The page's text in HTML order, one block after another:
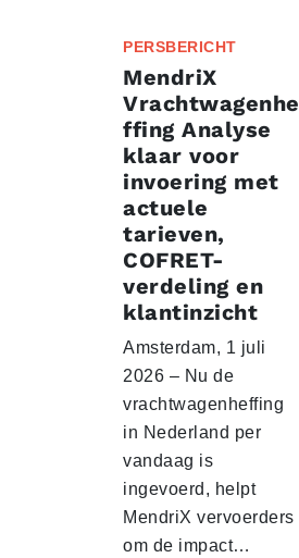
PERSBERICHT
MendriX
Vrachtwagenhe
ffing Analyse
klaar voor
invoering met
actuele
tarieven,
COFRET-
verdeling en
klantinzicht
Amsterdam, 1 juli
2026 – Nu de
vrachtwagenheffing
in Nederland per
vandaag is
ingevoerd, helpt
MendriX vervoerders
om de impact…